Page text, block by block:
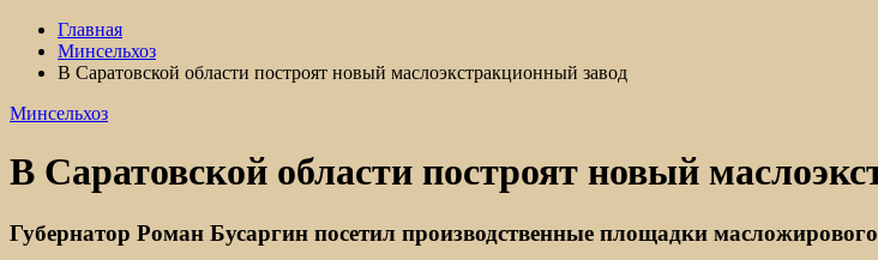
Главная
Минсельхоз
В Саратовской области построят новый маслоэкстракционный завод
Минсельхоз
В Саратовской области построят новый
Губернатор Роман Бусаргин посетил производственные площадки